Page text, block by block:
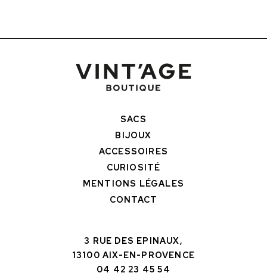
SACS
BIJOUX
ACCESSOIRES
CURIOSITÉ
MENTIONS LÉGALES
CONTACT
3 RUE DES EPINAUX,
13100 AIX-EN-PROVENCE
04 42 23 45 54